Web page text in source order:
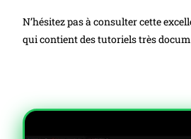
N’hésitez pas à consulter cette
qui contient des tutoriels très